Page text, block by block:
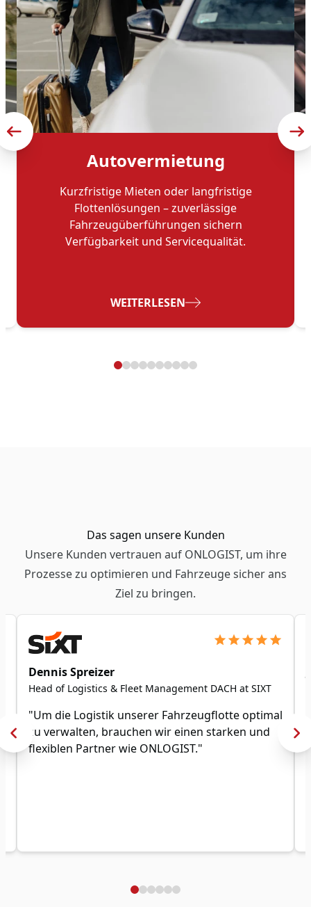
Autovermietung
Kurzfristige Mieten oder langfristige
Flottenlösungen – zuverlässige
Fahrzeugüberführungen sichern
Verfügbarkeit und Servicequalität.
WEITERLESEN- AUTOVERMIETUNG
Das sagen unsere Kunden
Unsere Kunden vertrauen auf ONLOGIST, um ihre
Prozesse zu optimieren und Fahrzeuge sicher ans
Ziel zu bringen.
Dennis Spreizer
Head of Logistics & Fleet Management DACH at SIXT
"Um die Logistik unserer Fahrzeugflotte optimal
zu verwalten, brauchen wir einen starken und
flexiblen Partner wie ONLOGIST."